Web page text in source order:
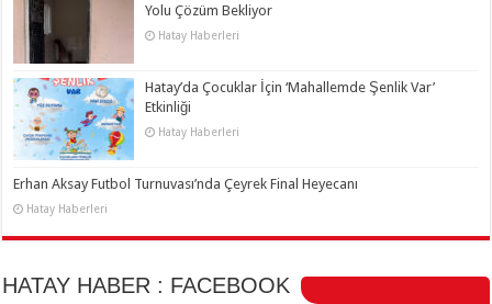
Yolu Çözüm Bekliyor
Hatay Haberleri
Hatay’da Çocuklar İçin ‘Mahallemde Şenlik Var’
Etkinliği
Hatay Haberleri
Erhan Aksay Futbol Turnuvası’nda Çeyrek Final Heyecanı
Hatay Haberleri
HATAY HABER : FACEBOOK